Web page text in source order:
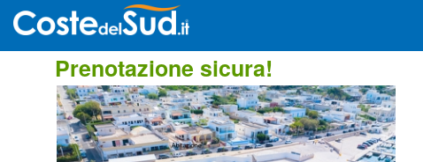
Prenotazione sicura!